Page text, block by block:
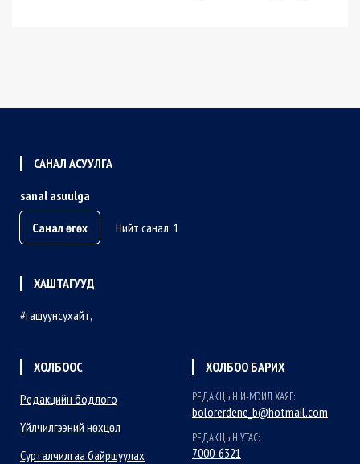
САНАЛ АСУУЛГА
sanal asuulga
Санал өгөх
Нийт санал: 1
ХАШТАГУУД
гашуунсухайт
ХОЛБООС
Редакцийн бодлого
Үйлчилгээний нөхцөл
Сурталчилгаа байршуулах
ХОЛБОО БАРИХ
РЕДАКЦЫН И-МЭИЛ ХАЯГ:
bolorerdene_b@hotmail.com
РЕДАКЦЫН УТАС:
7000-6321